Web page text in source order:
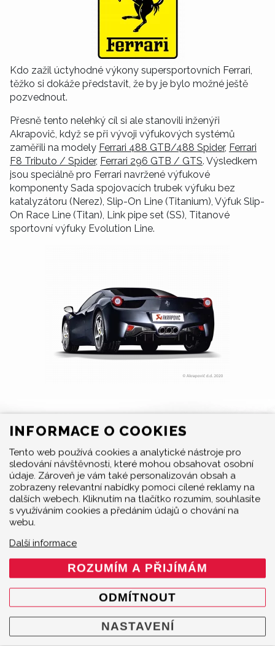
Kdo zažil úctyhodné výkony supersportovních Ferrari,
těžko si dokáže představit, že by je bylo možné ještě
pozvednout.
Přesně tento nelehký cíl si ale stanovili inženýři
Akrapovič, když se při vývoji výfukových systémů
zaměřili na modely Ferrari 488 GTB/488 Spider, Ferrari
F8 Tributo / Spider, Ferrari 296 GTB / GTS. Výsledkem
jsou speciálně pro Ferrari navržené výfukové
komponenty Sada spojovacích trubek výfuku bez
katalyzátoru (Nerez), Slip-On Line (Titanium), Výfuk Slip-
On Race Line (Titan), Link pipe set (SS), Titanové
sportovní výfuky Evolution Line.
MENU
Produkty
O značce
Multimedia
O nás
Prodejci
Cookie policy
Mapa webu
INFORMACE O COOKIES
Tento web používá cookies a analytické nástroje pro
sledování návštěvnosti, které mohou obsahovat osobní
údaje. Zároveň je vám také personalizován obsah a
zobrazeny relevantní nabídky pomoci cílené reklamy na
dalších webech. Kliknutím na tlačítko rozumím, souhlasíte
s využíváním cookies a předáním údajů o chování na
webu.
Další informace
ROZUMÍM A PŘIJÍMÁM
ODMÍTNOUT
NASTAVENÍ